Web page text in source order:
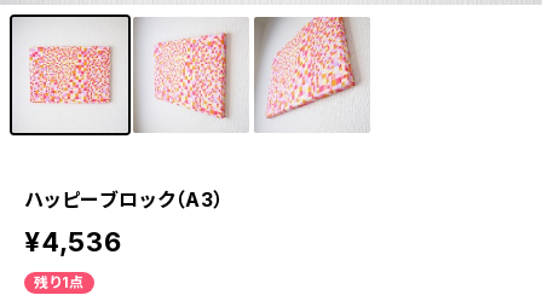
ハッピーブロック（A3）
¥4,536
残り1点